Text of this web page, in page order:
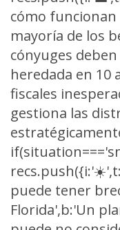
cómo funcionan
mayoría de los
cónyuges
heredada en
fiscales
gestiona las
puede tener
Florida',b:'Un